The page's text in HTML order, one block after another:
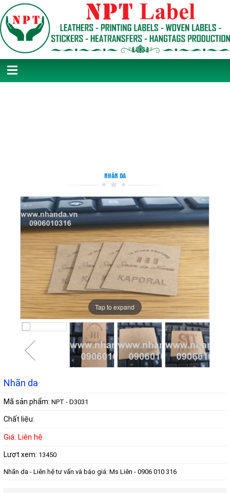
NHÃN DA
Tap to expand
Tap to expand
Tap to expand
Tap to expand
Tap to expand
Tap to expand
Tap to expand
Tap to expand
Nhãn da
Mã sản phẩm: NPT - D3031
Chất liệu:
Giá: Liên hệ
Lượt xem: 13450
Nhãn da - Liên hệ tư vấn và báo giá: Ms Liên - 0906 010 316